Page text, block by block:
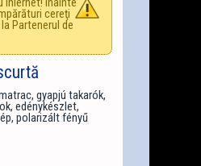
cereţi
Partenerul de
gyapjú takarók,
edénykészlet,
polarizált fényű